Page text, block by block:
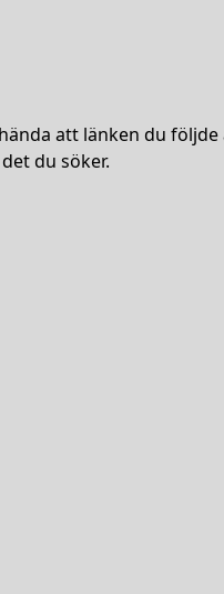
att länken du
du söker.